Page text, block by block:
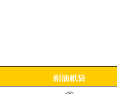
耐油紙袋